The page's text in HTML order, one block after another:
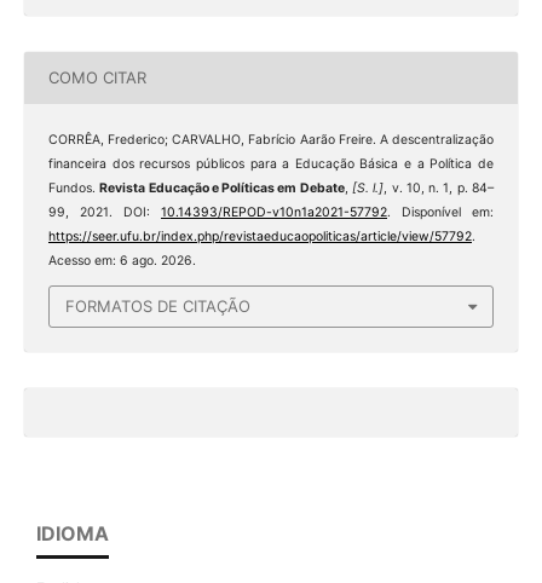
COMO CITAR
CORRÊA, Frederico; CARVALHO, Fabrício Aarão Freire. A descentralização
financeira dos recursos públicos para a Educação Básica e a Política de
Fundos.Revista Educação e Políticas em Debate,[S. l.], v. 10, n. 1, p. 84–
99, 2021. DOI:10.14393/REPOD-v10n1a2021-57792. Disponível em:
https://seer.ufu.br/index.php/revistaeducaopoliticas/article/view/57792.
Acesso em: 6 ago. 2026.
FORMATOS DE CITAÇÃO
IDIOMA